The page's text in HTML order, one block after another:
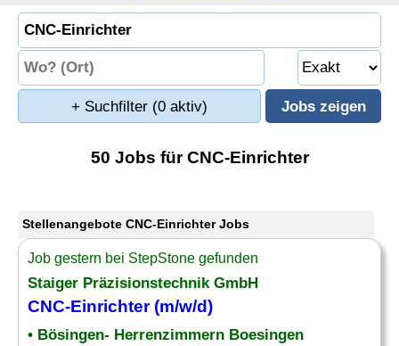
+ Suchfilter (0 aktiv)
50 Jobs für CNC-Einrichter
Stellenangebote CNC-Einrichter Jobs
Job gestern bei StepStone gefunden
Staiger Präzisionstechnik GmbH
CNC-Einrichter(m/w/d)
• Bösingen- Herrenzimmern Boesingen